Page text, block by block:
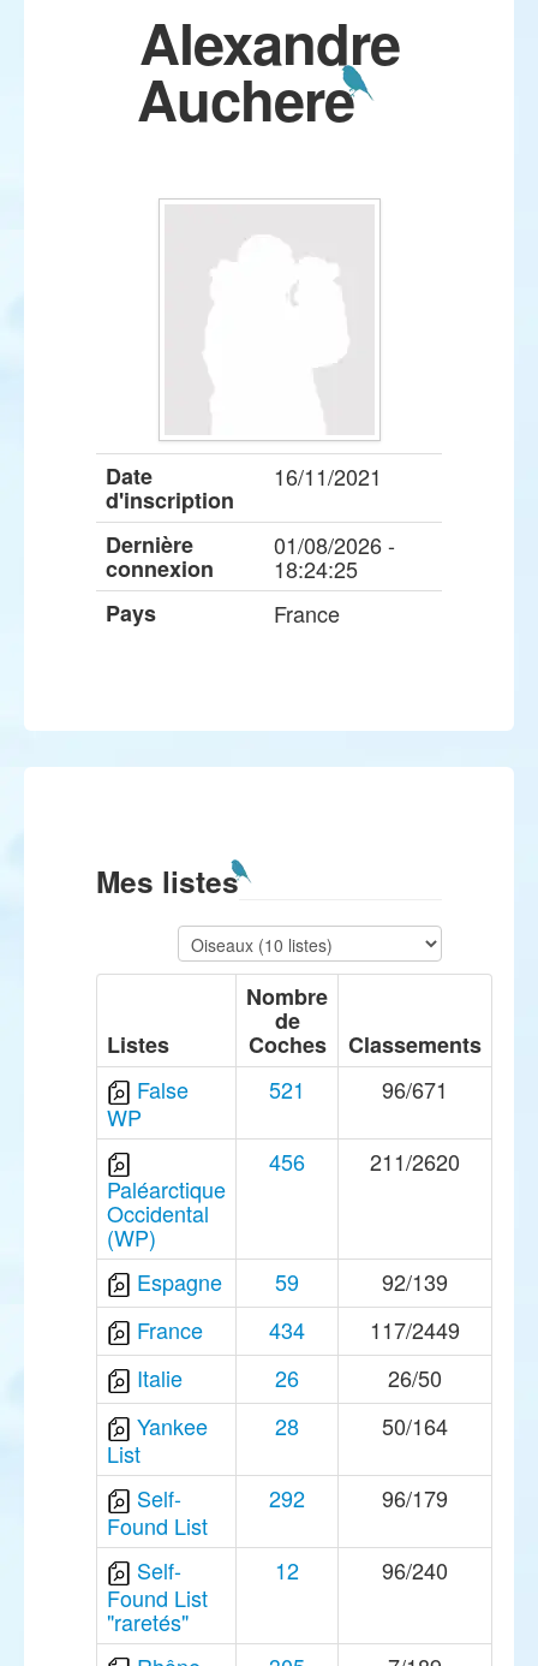
Alexandre
Auchere
Date
d'inscription
16/11/2021
Dernière
connexion
01/08/2026 -
18:24:25
Pays
France
Mes listes
Listes
Nombre
de
Coches
Classements
False
WP
521 96/671
Paléarctique
Occidental
(WP)
456 211/2620
Espagne 59
92/139
France
434
117/2449
Italie
26
26/50
Yankee
List
28 50/164
Self-
Found List
292 96/179
Self-
Found List
"raretés"
12 96/240